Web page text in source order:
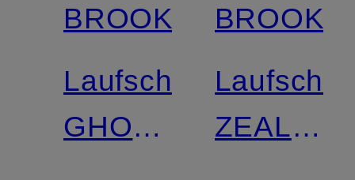
BROOKS
Laufschuhe
GHOST
BROOKS
ZEAL